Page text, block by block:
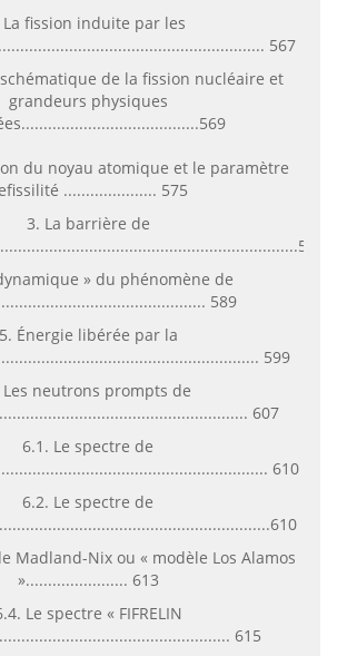
La fission induite par les
567
de la fission nucléaire et
grandeurs physiques
du noyau atomique et le paramètre
..................... 575
3. La barrière de
» du phénomène de
589
5. Énergie libérée par la
599
Les neutrons prompts de
607
6.1. Le spectre de
610
6.2. Le spectre de
Madland-Nix ou « modèle Los Alamos
»....................... 613
Le spectre « FIFRELIN
615